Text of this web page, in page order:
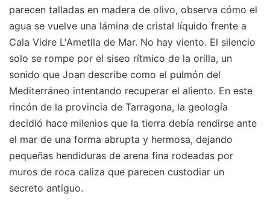
parecen talladas en madera de olivo, observa cómo el
agua se vuelve una lámina de cristal líquido frente a
Cala Vidre L'Ametlla de Mar. No hay viento. El silencio
solo se rompe por el siseo rítmico de la orilla, un
sonido que Joan describe como el pulmón del
Mediterráneo intentando recuperar el aliento. En este
rincón de la provincia de Tarragona, la geología
decidió hace milenios que la tierra debía rendirse ante
el mar de una forma abrupta y hermosa, dejando
pequeñas hendiduras de arena fina rodeadas por
muros de roca caliza que parecen custodiar un
secreto antiguo.